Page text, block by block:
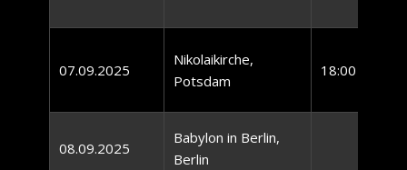
07.09.2025
Nikolaikirche,
Potsdam
18:00 Uhr
08.09.2025
Babylon in Berlin,
Berlin